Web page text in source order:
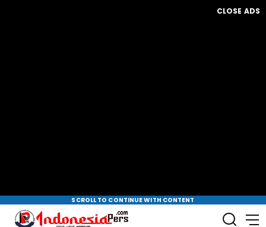
CLOSE ADS
SCROLL TO CONTINUE WITH CONTENT